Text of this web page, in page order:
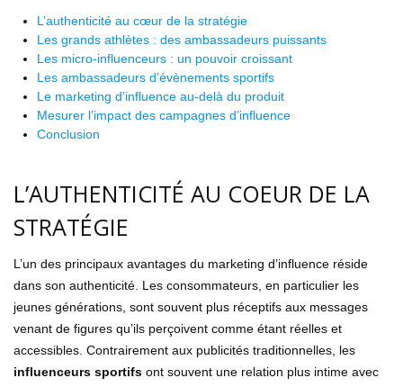
L’authenticité au cœur de la stratégie
Les grands athlètes : des ambassadeurs puissants
Les micro-influenceurs : un pouvoir croissant
Les ambassadeurs d’évènements sportifs
Le marketing d’influence au-delà du produit
Mesurer l’impact des campagnes d’influence
Conclusion
L’AUTHENTICITÉ AU COEUR DE LA
STRATÉGIE
L’un des principaux avantages du marketing d’influence réside
dans son authenticité. Les consommateurs, en particulier les
jeunes générations, sont souvent plus réceptifs aux messages
venant de figures qu’ils perçoivent comme étant réelles et
accessibles. Contrairement aux publicités traditionnelles, les
influenceurs sportifs ont souvent une relation plus intime avec